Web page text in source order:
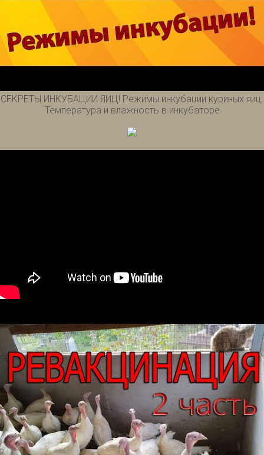
СЕКРЕТЫ ИНКУБАЦИИ ЯИЦ! Режимы инкубации куриных яиц.
Температура и влажность в инкубаторе